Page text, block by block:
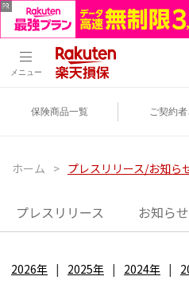
メニュー
保険商品一覧 ご契約者
ホーム > プレスリリース/お知ら
プレスリリース お知らせ
2026年 2025年 2024年